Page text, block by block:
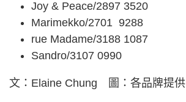
Joy & Peace/2897 3520
Marimekko/2701 9288
rue Madame/3188 1087
Sandro/3107 0990
文：Elaine Chung 圖：各品牌提供